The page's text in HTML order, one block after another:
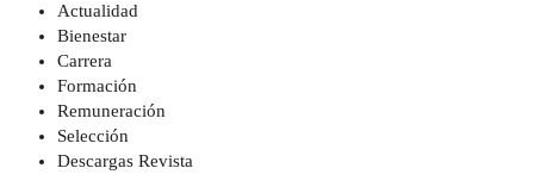
Actualidad
Bienestar
Carrera
Formación
Remuneración
Selección
Descargas Revista